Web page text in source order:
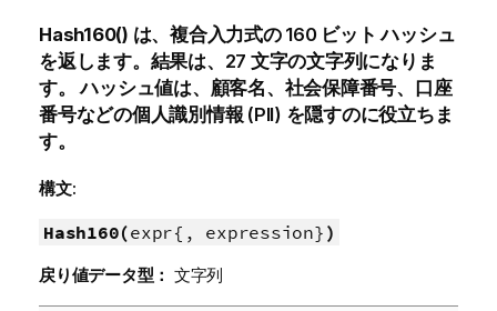
Hash160() は、複合入力式の 160 ビット ハッシュ
を返します。結果は、27 文字の文字列になりま
す。 ハッシュ値は、顧客名、社会保障番号、口座
番号などの個人識別情報 (PII) を隠すのに役立ちま
す。
構文:
Hash160(expr{, expression} )
戻り値データ型： 文字列